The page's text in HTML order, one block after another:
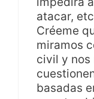
atacar,
Créeme
miramos
civil y nos
basadas